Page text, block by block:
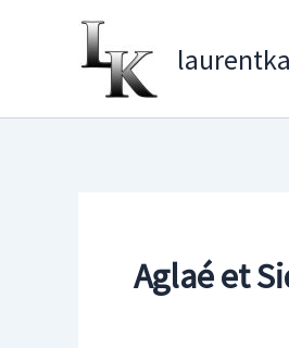
Aglaé et